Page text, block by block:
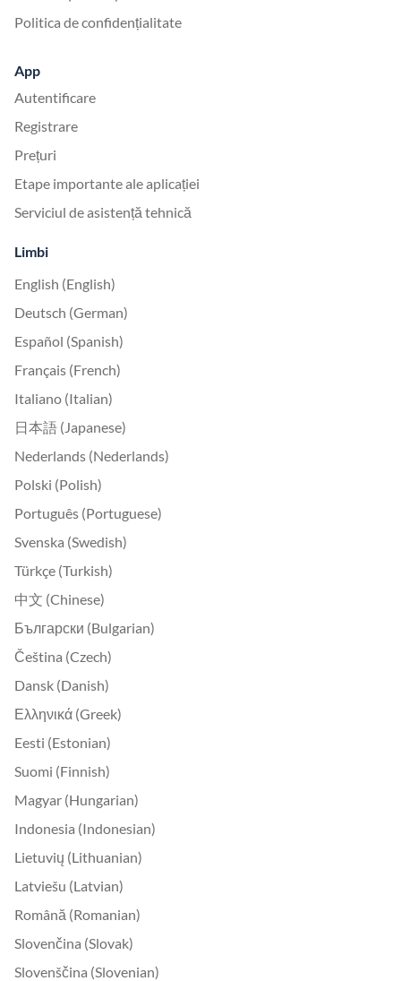
Politica de confidențialitate
App
Autentificare
Registrare
Prețuri
Etape importante ale aplicației
Serviciul de asistență tehnică
Limbi
English (English)
Deutsch (German)
Español (Spanish)
Français (French)
Italiano (Italian)
日本語 (Japanese)
Nederlands (Nederlands)
Polski (Polish)
Português (Portuguese)
Svenska (Swedish)
Türkçe (Turkish)
中文 (Chinese)
Български (Bulgarian)
Čeština (Czech)
Dansk (Danish)
Ελληνικά (Greek)
Eesti (Estonian)
Suomi (Finnish)
Magyar (Hungarian)
Indonesia (Indonesian)
Lietuvių (Lithuanian)
Latviešu (Latvian)
Română (Romanian)
Slovenčina (Slovak)
Slovenščina (Slovenian)